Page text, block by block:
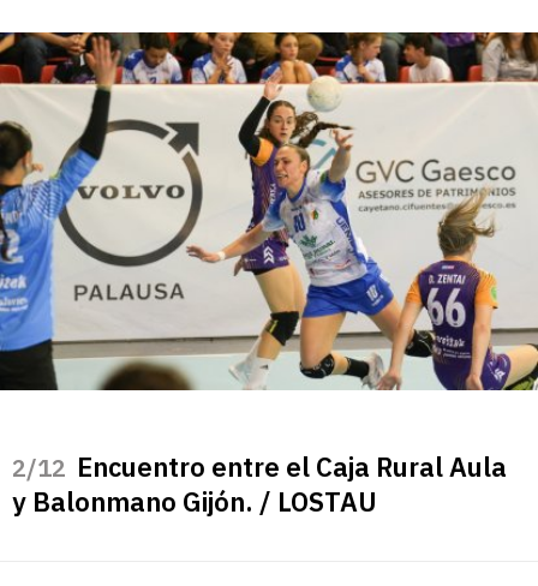
/12 Encuentro entre el Caja Rural Aula
y Balonmano Gijón. / LOSTAU